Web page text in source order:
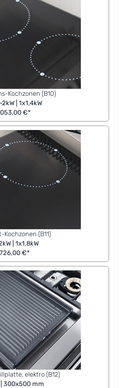
Kochzonen (B10)
2kW | 1x1,4kW
€*
Kochzonen (B11)
| 1x1,8kW
€*
elektro (B12)
| 300x500 mm